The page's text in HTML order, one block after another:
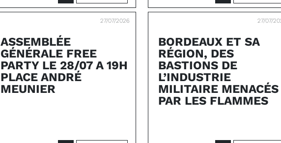
27/07/2026
ASSEMBLÉE
GÉNÉRALE FREE
PARTY LE 28/07 A 19H
PLACE ANDRÉ
MEUNIER
27/07/
BORDEAUX ET SA
RÉGION, DES
BASTIONS DE
L’INDUSTRIE
MILITAIRE MENACÉS
PAR LES FLAMMES